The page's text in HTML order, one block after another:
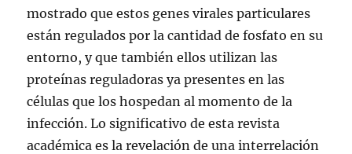
mostrado que estos genes virales particulares
están regulados por la cantidad de fosfato en su
entorno, y que también ellos utilizan las
proteínas reguladoras ya presentes en las
células que los hospedan al momento de la
infección. Lo significativo de esta revista
académica es la revelación de una interrelación